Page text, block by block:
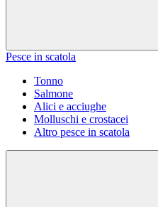
Pesce in scatola
Tonno
Salmone
Alici e acciughe
Molluschi e crostacei
Altro pesce in scatola